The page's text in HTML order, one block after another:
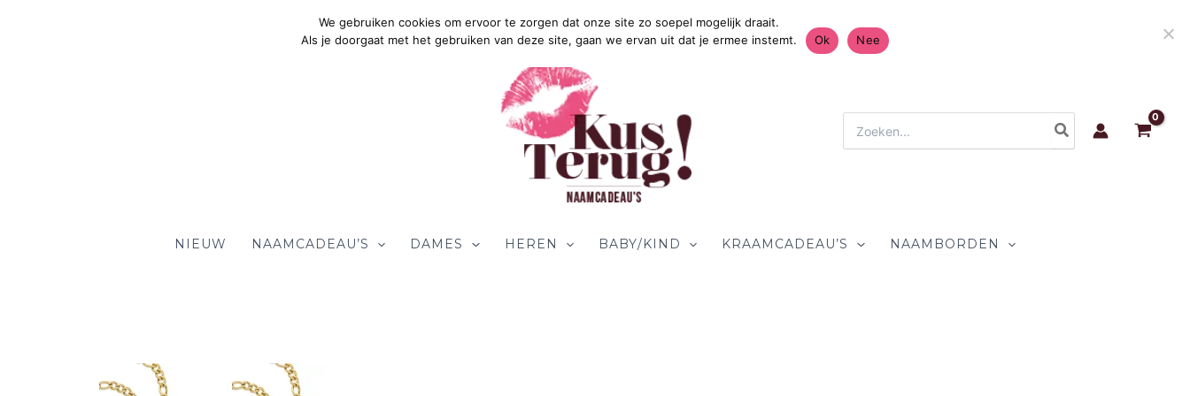
Gratis Verzending in Nederland & België 4.7/5 op
naar:
NIEUW NAAMCADEAU’S DAMES HEREN BABY/KIND KRAAMCADEAU’S NAAMBORDEN
We gebruiken cookies om ervoor te zorgen dat onze site zo soepel mogelijk draait.
Als je doorgaat met het gebruiken van deze site, gaan we ervan uit dat je ermee instemt.
Ok Nee